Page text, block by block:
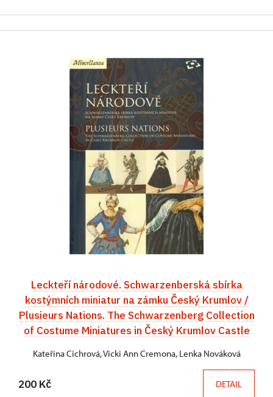
Leckteří národové. Schwarzenberská sbírka
kostýmních miniatur na zámku Český Krumlov /
Plusieurs Nations. The Schwarzenberg Collection
of Costume Miniatures in Český Krumlov Castle
Kateřina Cichrová, Vicki Ann Cremona, Lenka Nováková
200 Kč DETAIL